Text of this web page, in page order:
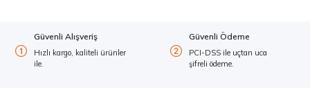
Güvenli Alışveriş
Hızlı kargo, kaliteli ürünler
ile.
Güvenli Ödeme
PCI-DSS ile uçtan uca
şifreli ödeme.